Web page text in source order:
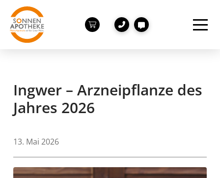
Ingwer – Arzneipflanze des
Jahres 2026
13. Mai 2026